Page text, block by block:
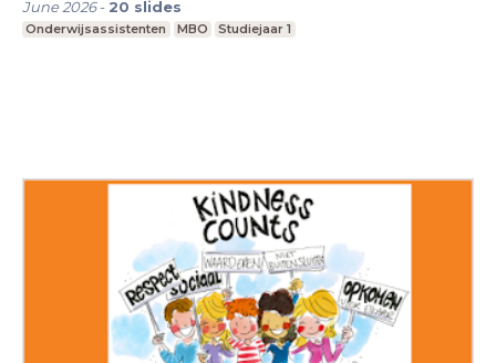
June 2026- 20 slides
Onderwijsassistenten MBO Studiejaar 1